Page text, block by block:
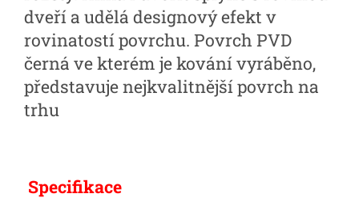
dveří a udělá designový efekt v
rovinatostí povrchu. Povrch PVD
černá ve kterém je kování vyráběno,
představuje nejkvalitnější povrch na
trhu
Specifikace